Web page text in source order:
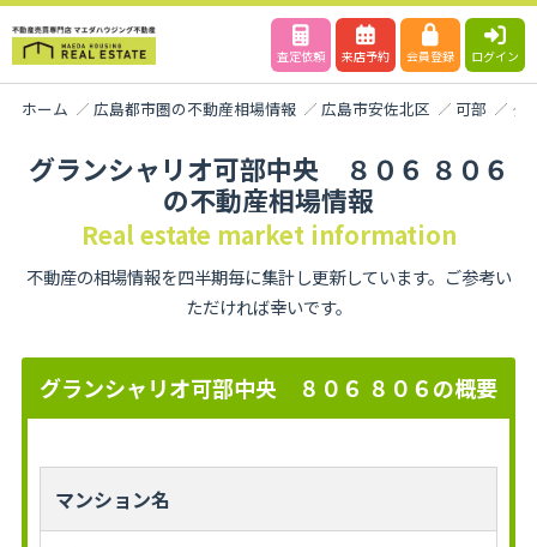
査定依頼 来店予約 会員登録 ログイン
ホーム 広島都市圏の不動産相場情報 広島市安佐北区 可部 グ
グランシャリオ可部中央 ８０６ ８０６
の不動産相場情報
Real estate market information
不動産の相場情報を四半期毎に集計し更新しています。ご参考い
ただければ幸いです。
グランシャリオ可部中央 ８０６ ８０６の概要
マンション名